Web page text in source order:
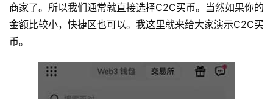
商家了。所以我们通常就直接选择C2C买币。当然如果你的
金额比较小，快捷区也可以。我这里就来给大家演示C2C买
币。